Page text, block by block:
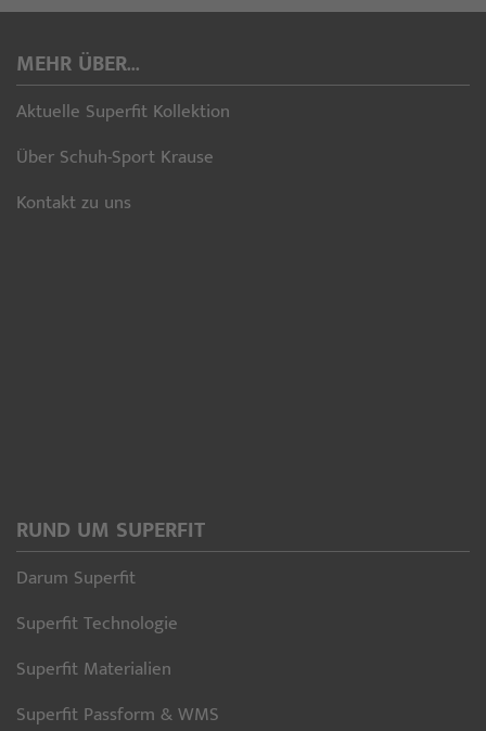
MEHR ÜBER...
Aktuelle Superfit Kollektion
Über Schuh-Sport Krause
Kontakt zu uns
RUND UM SUPERFIT
Darum Superfit
Superfit Technologie
Superfit Materialien
Superfit Passform & WMS